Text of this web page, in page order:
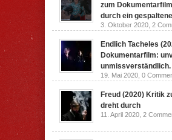
zum
durch ein
3. Oktober 2020, 2
Endlich Tacheles
Dokumentarfilm:
unmissverständlich.
19. Mai 2020, 0
Freud (2020) Kritik
dreht durch
11. April 2020, 2